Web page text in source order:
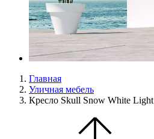
Главная
Уличная мебель
Кресло Skull Snow White Light